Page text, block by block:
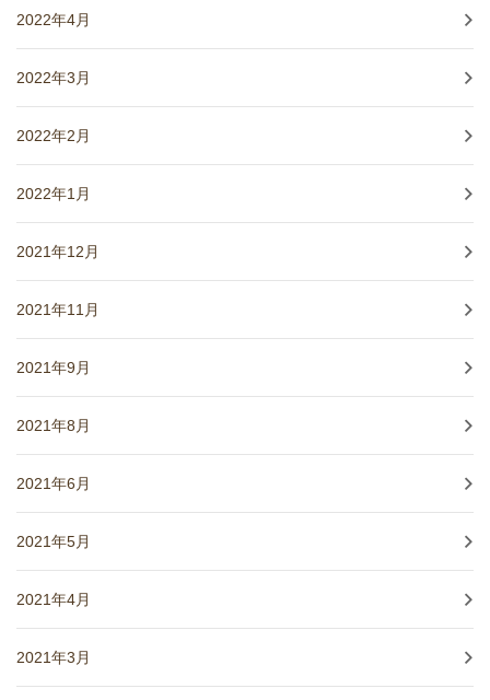
2022年4月
2022年3月
2022年2月
2022年1月
2021年12月
2021年11月
2021年9月
2021年8月
2021年6月
2021年5月
2021年4月
2021年3月